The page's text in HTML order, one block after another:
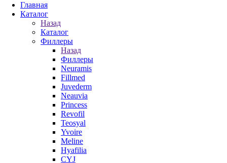
Главная
Каталог
Назад
Каталог
Филлеры
Назад
Филлеры
Neuramis
Fillmed
Juvederm
Neauvia
Princess
Revofil
Teosyal
Yvoire
Meline
Hyafilia
CYJ